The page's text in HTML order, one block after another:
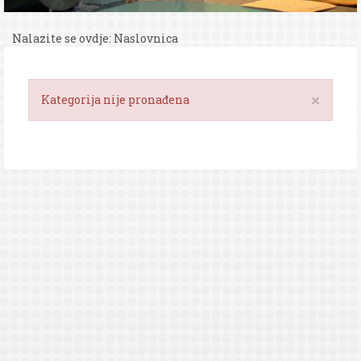
Nalazite se ovdje: Naslovnica
×
Kategorija nije pronađena